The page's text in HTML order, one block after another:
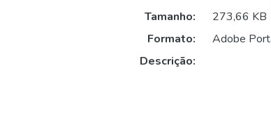
Tamanho:
273,66 KB
Formato:
Adobe
Descrição: